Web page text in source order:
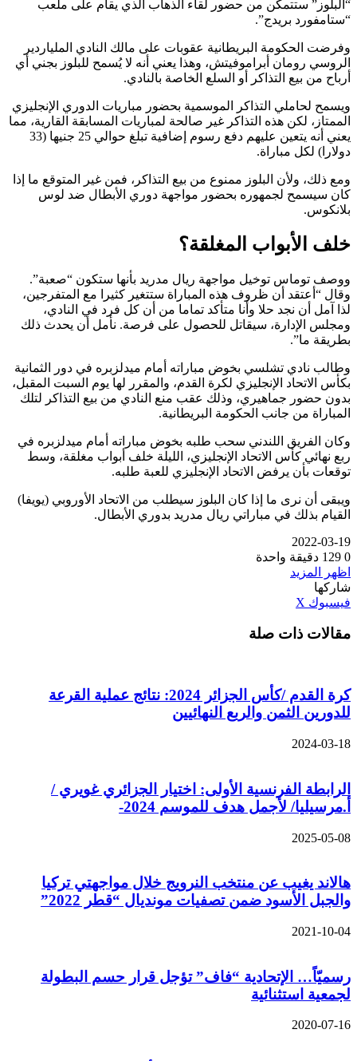
“البلوز” ستتمكن من حضور لقاء الذهاب الذي يقام على ملعب
“ستامفورد بريدج”.
وفرضت الحكومة البريطانية عقوبات على مالك النادي الملياردير
الروسي رومان أبراموفيتش، وهذا يعني أنه لا يُسمح للبلوز بجني أي
أرباح من بيع التذاكر أو السلع الخاصة بالنادي.
ويسمح لحاملي التذاكر الموسمية بحضور مباريات الدوري الإنجليزي
الممتاز، لكن هذه التذاكر غير صالحة لمباريات المسابقة القارية، مما
يعني أنه يتعين عليهم دفع رسوم إضافية تبلغ حوالي 25 جنيها (33
دولارا) لكل مباراة.
ومع ذلك، ولأن البلوز ممنوع من بيع التذاكر، فمن غير المتوقع ما إذا
كان سيسمح لجمهوره بحضور مواجهة دوري الأبطال ضد لوس
بلانكوس.
خلف الأبواب المغلقة؟
ووصف توماس توخيل مواجهة ريال مدريد بأنها ستكون “صعبة”.
وقال “أعتقد أن ظروف هذه المباراة ستتغير كثيرا مع المتفرجين،
لذا آمل أن نجد حلا وأنا متأكد تماما من أن كل فرد في النادي،
ومجلس الإدارة، سيقاتل للحصول على فرصة. نأمل أن يحدث ذلك
بطريقة ما”.
وطالب نادي تشلسي بخوض مباراته أمام ميدلزبره في دور الثمانية
بكأس الاتحاد الإنجليزي لكرة القدم، والمقرر لها يوم السبت المقبل،
بدون حضور جماهيري، وذلك عقب منع النادي من بيع التذاكر لتلك
المباراة من جانب الحكومة البريطانية.
وكان الفريق اللندني سحب طلبه بخوض مباراته أمام ميدلزبره في
ربع نهائي كأس الاتحاد الإنجليزي، الليلة خلف أبواب مغلقة، وسط
توقعات بأن يرفض الاتحاد الإنجليزي للعبة طلبه.
ويبقى أن نرى ما إذا كان البلوز سيطلب من الاتحاد الأوروبي (يويفا)
القيام بذلك في مباراتي ريال مدريد بدوري الأبطال.
2022-03-19
0
دقيقة واحدة
اظهر المزيد
شاركها
فيسبوك ‫X
البريد
مقالات ذات صلة
كرة القدم /كأس الجزائر 2024: نتائج عملية القرعة
للدورين الثمن والربع النهائيين
2024-03-18
الرابطة الفرنسية الأولى: اختيار الجزائري غويري /
أ.مرسيليا/ لأجمل هدف للموسم 2024-
2025-05-08
هالاند يغيب عن منتخب النرويج خلال مواجهتي تركيا
والجبل الأسود ضمن تصفيات مونديال “قطر 2022”
2021-10-04
رسميّاً… الإتحادية “فاف” تؤجل قرار حسم البطولة
لجمعية استثنائية
2020-07-16